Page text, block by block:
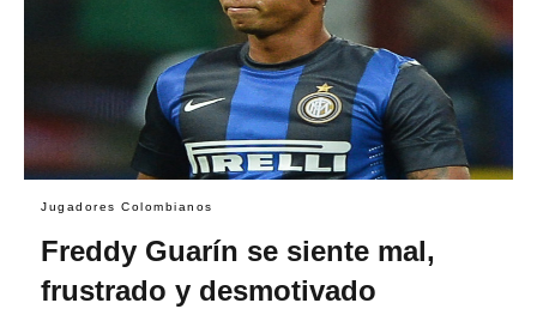
Jugadores Colombianos
Freddy Guarín se siente mal,
frustrado y desmotivado